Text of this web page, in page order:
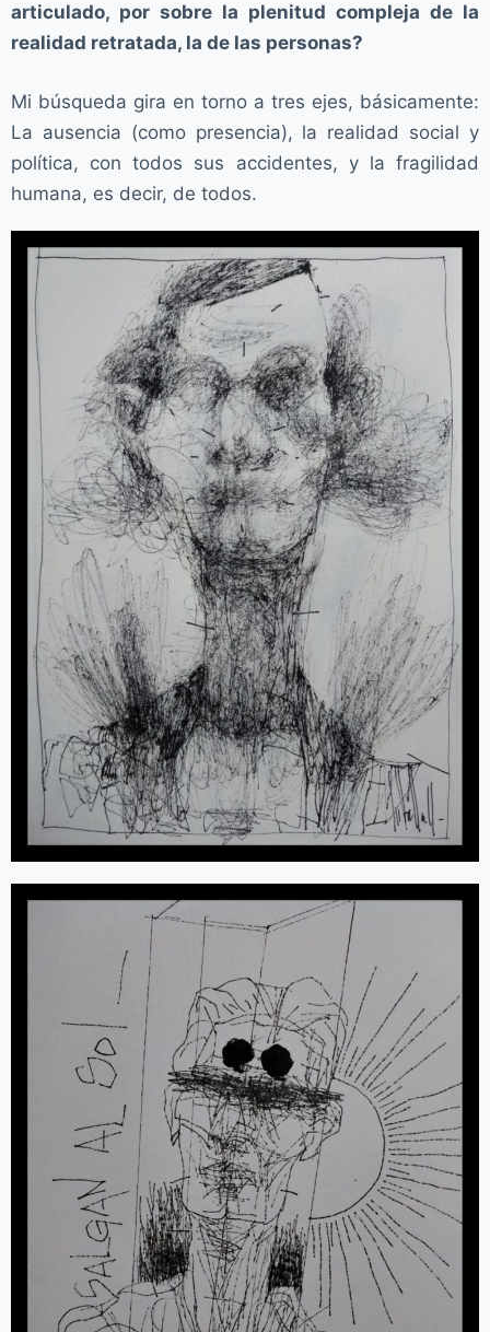
articulado, por sobre la plenitud compleja de la
realidad retratada, la de las personas?
Mi búsqueda gira en torno a tres ejes, básicamente:
La ausencia (como presencia), la realidad social y
política, con todos sus accidentes, y la fragilidad
humana, es decir, de todos.